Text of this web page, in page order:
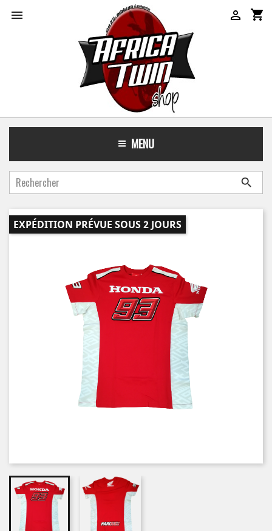
 shopping_cart

MENU

EXPÉDITION PRÉVUE SOUS 2 JOURS